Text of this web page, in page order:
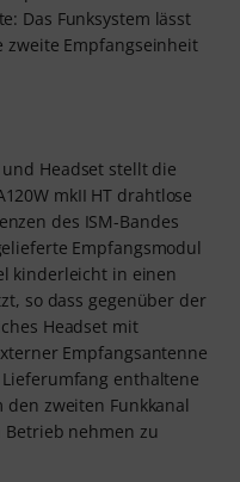
Das Funksystem lässt
zweite Empfangseinheit
Headset stellt die
mkII HT drahtlose
des ISM-Bandes
Empfangsmodul
kinderleicht in einen
so dass gegenüber der
Headset mit
Empfangsantenne
enthaltene
zweiten Funkkanal
nehmen zu